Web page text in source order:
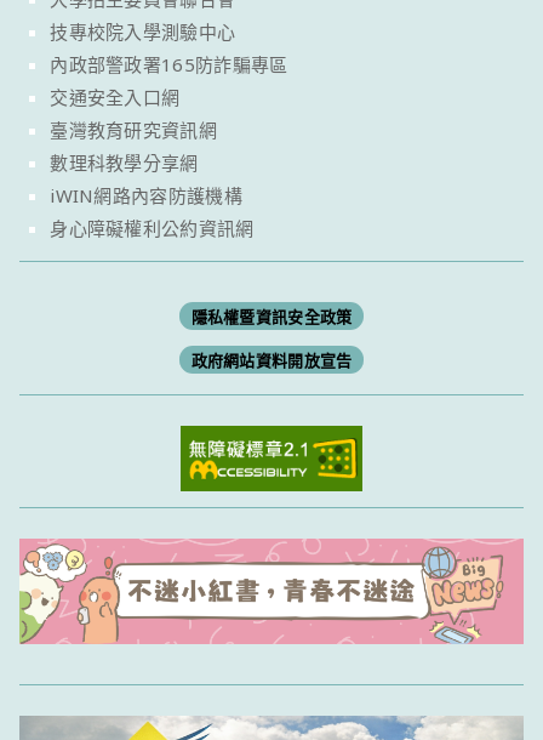
技專校院入學測驗中心
內政部警政署165防詐騙專區
交通安全入口網
臺灣教育研究資訊網
數理科教學分享網
iWIN網路內容防護機構
身心障礙權利公約資訊網
隱私權暨資訊安全政策
政府網站資料開放宣告